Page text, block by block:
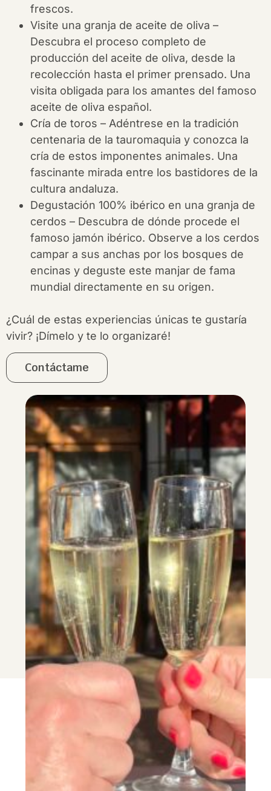
frescos.
Visite una granja de aceite de oliva –
Descubra el proceso completo de
producción del aceite de oliva, desde la
recolección hasta el primer prensado. Una
visita obligada para los amantes del famoso
aceite de oliva español.
Cría de toros – Adéntrese en la tradición
centenaria de la tauromaquia y conozca la
cría de estos imponentes animales. Una
fascinante mirada entre los bastidores de la
cultura andaluza.
Degustación 100% ibérico en una granja de
cerdos – Descubra de dónde procede el
famoso jamón ibérico. Observe a los cerdos
campar a sus anchas por los bosques de
encinas y deguste este manjar de fama
mundial directamente en su origen.
¿Cuál de estas experiencias únicas te gustaría
vivir? ¡Dímelo y te lo organizaré!
Contáctame